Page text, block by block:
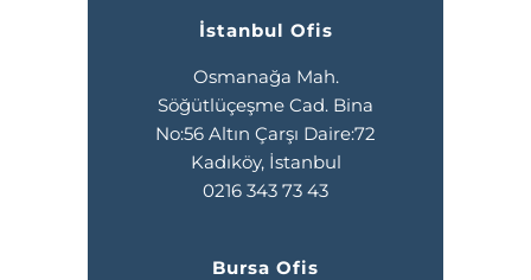
İstanbul Ofis
Osmanağa Mah.
Söğütlüçeşme Cad. Bina
No:56 Altın Çarşı Daire:72
Kadıköy, İstanbul
0216 343 73 43
Bursa Ofis